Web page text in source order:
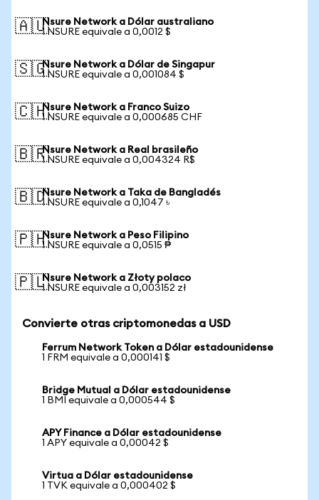
🇦🇺Nsure Network a Dólar australiano
1 NSURE equivale a 0,0012 $
🇸🇬Nsure Network a Dólar de Singapur
1 NSURE equivale a 0,001084 $
🇨🇭Nsure Network a Franco Suizo
1 NSURE equivale a 0,000685 CHF
🇧🇷Nsure Network a Real brasileño
1 NSURE equivale a 0,004324 R$
🇧🇩Nsure Network a Taka de Bangladés
1 NSURE equivale a 0,1047 ৳
🇵🇭Nsure Network a Peso Filipino
1 NSURE equivale a 0,0515 ₱
🇵🇱Nsure Network a Złoty polaco
1 NSURE equivale a 0,003152 zł
Convierte otras criptomonedas a USD
Ferrum Network Token a Dólar estadounidense
1 FRM equivale a 0,000141 $
Bridge Mutual a Dólar estadounidense
1 BMI equivale a 0,000544 $
APY Finance a Dólar estadounidense
1 APY equivale a 0,00042 $
Virtua a Dólar estadounidense
1 TVK equivale a 0,000402 $